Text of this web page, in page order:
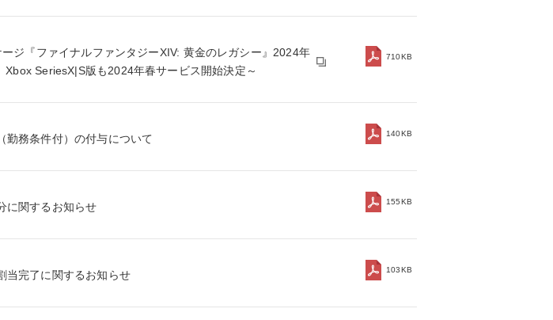
ジ『ファイナルファンタジーXIV: 黄金のレガシー』2024年
SeriesX|S版も2024年春サービス開始決定～
710KB
勤務条件付）の付与について 140KB
に関するお知らせ 155KB
当完了に関するお知らせ 103KB